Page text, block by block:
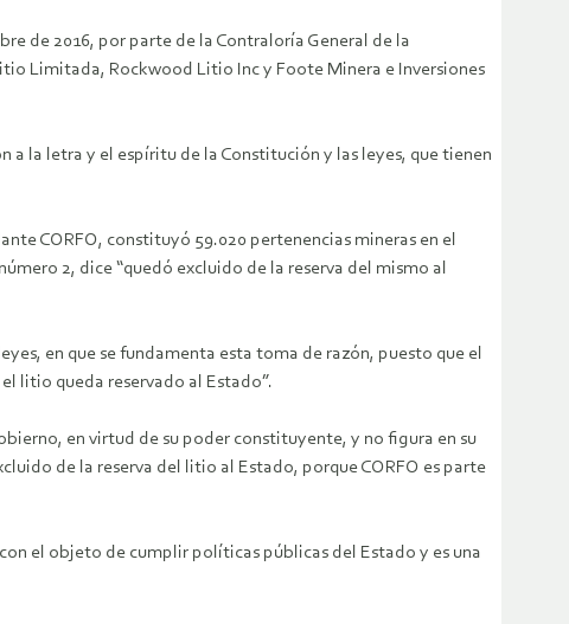
de 2016, por parte de la Contraloría General de la
Limitada, Rockwood Litio Inc y Foote Minera e Inversiones
la letra y el espíritu de la Constitución y las leyes, que tienen
CORFO, constituyó 59.020 pertenencias mineras en el
2, dice “quedó excluido de la reserva del mismo al
en que se fundamenta esta toma de razón, puesto que el
litio queda reservado al Estado”.
en virtud de su poder constituyente, y no figura en su
de la reserva del litio al Estado, porque CORFO es parte
el objeto de cumplir políticas públicas del Estado y es una